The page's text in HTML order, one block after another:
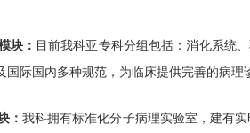
块： 目前我科亚专科分组包括：消化系统
国际国内多种规范，为临床提供完善的病
： 我科拥有标准化分子病理实验室，建有